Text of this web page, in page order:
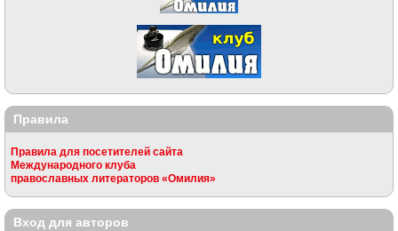
Правила
Правила для посетителей сайта
Международного клуба
православных литераторов «Омилия»
Вход для авторов